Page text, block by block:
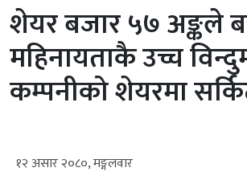
शेयर बजार ५७ अङ्कले
महिनायताकै उच्च
कम्पनीको शेयरमा
१२ असार २०८०, मङ्गलवार